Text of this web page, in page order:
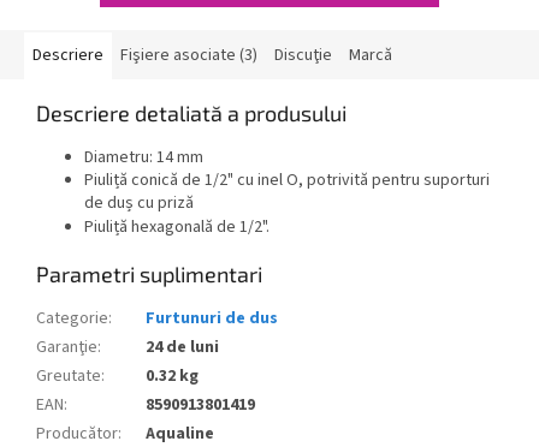
Descriere Fişiere asociate (3) Discuţie Marcă
Descriere detaliată a produsului
Diametru: 14 mm
Piuliță conică de 1/2" cu inel O, potrivită pentru suporturi
de duș cu priză
Piuliță hexagonală de 1/2".
Parametri suplimentari
Categorie:
Furtunuri de dus
Garanţie:
24 de luni
Greutate:
0.32 kg
EAN:
8590913801419
Producător:
Aqualine